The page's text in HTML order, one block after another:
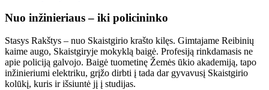
Nuo inžinieriaus – iki policininko
Stasys Rakštys – nuo ​​Skaistgirio krašto kilęs. Gimtajame Reibinių
kaime augo, Skaistgiryje mokyklą baigė. Profesiją rinkdamasis ne
apie policiją galvojo. Baigė tuometinę Žemės ūkio akademiją, tapo
inžinieriumi elektriku, grįžo dirbti į tada dar gyvavusį Skaistgirio
kolūkį, kuris ir išsiuntė jį į studijas.